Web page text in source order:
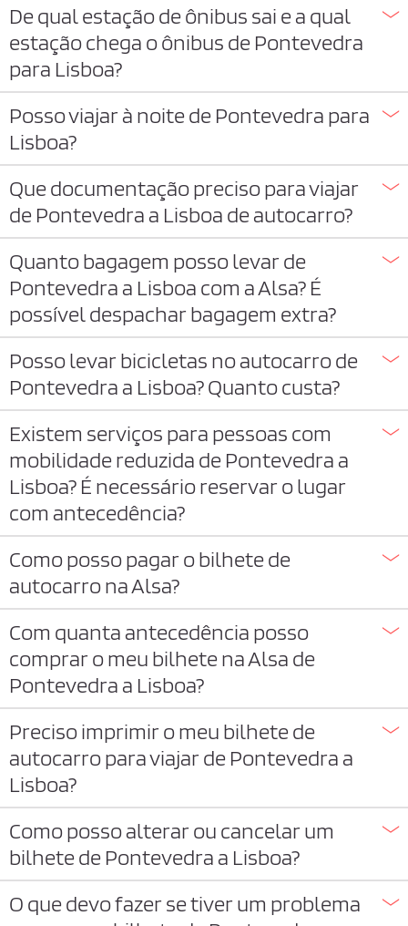
De qual estação de ônibus sai e a qual
estação chega o ônibus de Pontevedra
para Lisboa?
Posso viajar à noite de Pontevedra para
Lisboa?
Que documentação preciso para viajar
de Pontevedra a Lisboa de autocarro?
Quanto bagagem posso levar de
Pontevedra a Lisboa com a Alsa? É
possível despachar bagagem extra?
Posso levar bicicletas no autocarro de
Pontevedra a Lisboa? Quanto custa?
Existem serviços para pessoas com
mobilidade reduzida de Pontevedra a
Lisboa? É necessário reservar o lugar
com antecedência?
Como posso pagar o bilhete de
autocarro na Alsa?
Com quanta antecedência posso
comprar o meu bilhete na Alsa de
Pontevedra a Lisboa?
Preciso imprimir o meu bilhete de
autocarro para viajar de Pontevedra a
Lisboa?
Como posso alterar ou cancelar um
bilhete de Pontevedra a Lisboa?
O que devo fazer se tiver um problema